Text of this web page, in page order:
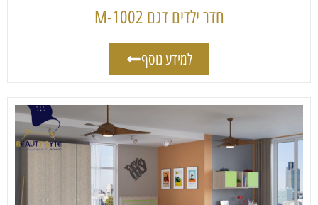
חדר ילדים דגם 1002-M
למידע נוסף